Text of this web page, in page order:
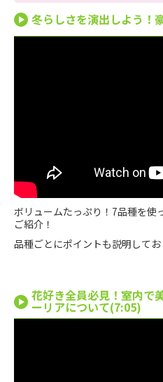
冬らしさを演出しよう！
ボリュームたっぷり！7品種を使
ご紹介！
品種ごとにポイントも説明して
花好き全員必見！室内で
ーリアについて(7:05)